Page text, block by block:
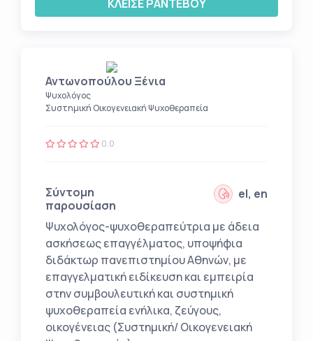
ΚΛΕΙΣΕ ΡΑΝΤΕΒΟΥ
Αντωνοπούλου Ξένια
Ψυχολόγος
Συστημική Οικογενειακή Ψυχοθεραπεία
0.0
Σύντομη
παρουσίαση
el, en
Ψυχολόγος-ψυχοθεραπεύτρια με άδεια
ασκήσεως επαγγέλματος, υποψήφια
διδάκτωρ πανεπιστημίου Αθηνών, με
επαγγελματική ειδίκευση και εμπειρία
στην συμβουλευτική και συστημική
ψυχοθεραπεία ενήλικα, ζεύγους,
οικογένειας (Συστημική/ Οικογενειακή